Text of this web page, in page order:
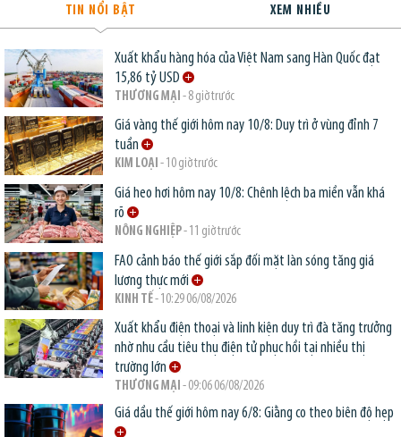
TIN NỔI BẬT XEM NHIỀU
Xuất khẩu hàng hóa của Việt Nam sang Hàn Quốc đạt
15,86 tỷ USD
THƯƠNG MẠI - 8 giờ trước
Giá vàng thế giới hôm nay 10/8: Duy trì ở vùng đỉnh 7
tuần
KIM LOẠI - 10 giờ trước
Giá heo hơi hôm nay 10/8: Chênh lệch ba miền vẫn khá
rõ
NÔNG NGHIỆP- 11 giờ trước
FAO cảnh báo thế giới sắp đối mặt làn sóng tăng giá
lương thực mới
KINH TẾ- 10:29 06/08/2026
Xuất khẩu điện thoại và linh kiện duy trì đà tăng trưởng
nhờ nhu cầu tiêu thụ điện tử phục hồi tại nhiều thị
trường lớn
THƯƠNG MẠI - 09:06 06/08/2026
Giá dầu thế giới hôm nay 6/8: Giằng co theo biên độ hẹp